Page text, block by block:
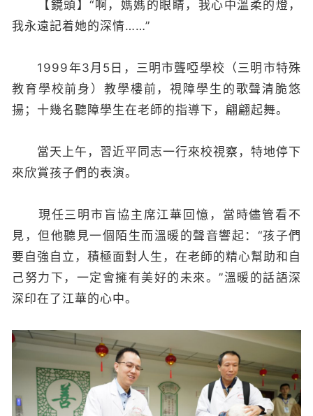
【鏡頭】“啊，媽媽的眼睛，我心中溫柔的燈，
我永遠記着她的深情……”
1999年3月5日，三明市聾啞學校（三明市特殊
教育學校前身）教學樓前，視障學生的歌聲清脆悠
揚；十幾名聽障學生在老師的指導下，翩翩起舞。
當天上午，習近平同志一行來校視察，特地停下
來欣賞孩子們的表演。
現任三明市盲協主席江華回憶，當時儘管看不
見，但他聽見一個陌生而溫暖的聲音響起：“孩子們
要自強自立，積極面對人生，在老師的精心幫助和自
己努力下，一定會擁有美好的未來。”溫暖的話語深
深印在了江華的心中。